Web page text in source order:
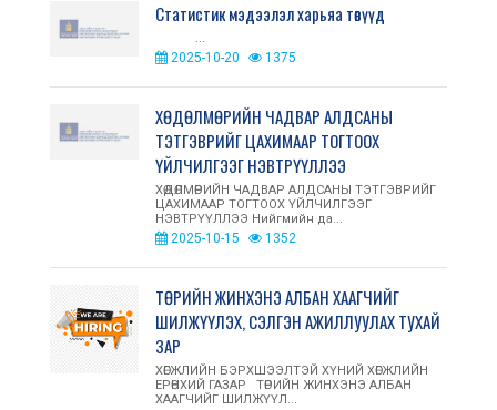
Статистик мэдээлэл харьяа төвүүд
...
2025-10-20 1375
ХӨДӨЛМӨРИЙН ЧАДВАР АЛДСАНЫ
ТЭТГЭВРИЙГ ЦАХИМААР ТОГТООХ
ҮЙЛЧИЛГЭЭГ НЭВТРҮҮЛЛЭЭ
ХӨДӨЛМӨРИЙН ЧАДВАР АЛДСАНЫ ТЭТГЭВРИЙГ
ЦАХИМААР ТОГТООХ ҮЙЛЧИЛГЭЭГ
НЭВТРҮҮЛЛЭЭ Нийгмийн да...
2025-10-15 1352
ТӨРИЙН ЖИНХЭНЭ АЛБАН ХААГЧИЙГ
ШИЛЖҮҮЛЭХ, СЭЛГЭН АЖИЛЛУУЛАХ ТУХАЙ
ЗАР
ХӨГЖЛИЙН БЭРХШЭЭЛТЭЙ ХҮНИЙ ХӨГЖЛИЙН
ЕРӨНХИЙ ГАЗАР ТӨРИЙН ЖИНХЭНЭ АЛБАН
ХААГЧИЙГ ШИЛЖҮҮЛ...